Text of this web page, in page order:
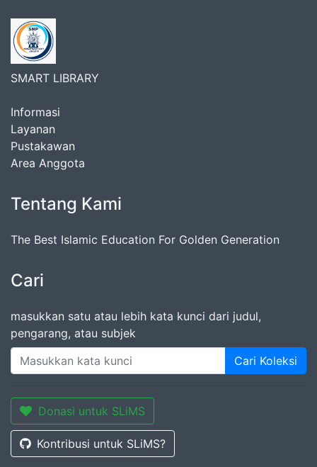
SMART LIBRARY
Informasi
Layanan
Pustakawan
Area Anggota
Tentang Kami
The Best Islamic Education For Golden Generation
Cari
masukkan satu atau lebih kata kunci dari judul,
pengarang, atau subjek
Cari Koleksi
Donasi untuk SLiMS
Kontribusi untuk SLiMS?